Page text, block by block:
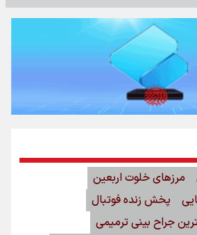
مرزهای خلوت اربعین
پخش زنده فوتبال
جراح بینی ترمیمی